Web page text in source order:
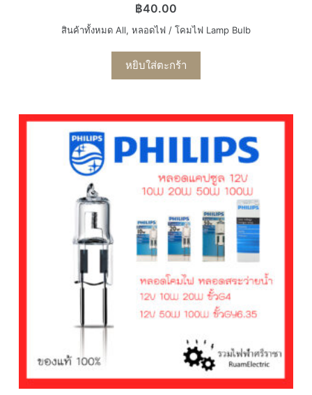
฿40.00
สินค้าทั้งหมด All, หลอดไฟ / โคมไฟ Lamp Bulb
หยิบใส่ตะกร้า